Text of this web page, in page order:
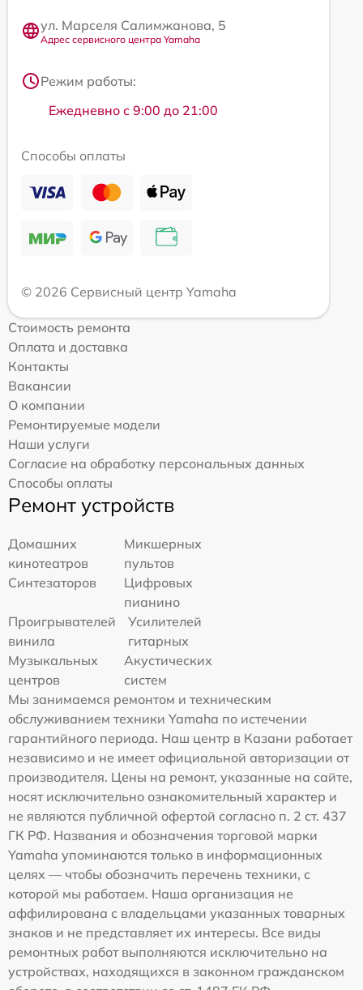
ул. Марселя Салимжанова, 5
Адрес сервисного центра Yamaha
Режим работы:
Ежедневно с 9:00 до 21:00
Способы оплаты
© 2026 Сервисный центр Yamaha
Стоимость ремонта
Оплата и доставка
Контакты
Вакансии
О компании
Ремонтируемые модели
Наши услуги
Согласие на обработку персональных данных
Способы оплаты
Ремонт устройств
Домашних
кинотеатров
Микшерных
пультов
Синтезаторов
Цифровых
пианино
Проигрывателей
винила
Усилителей
гитарных
Музыкальных
центров
Акустических
систем
Мы занимаемся ремонтом и техническим
обслуживанием техники Yamaha по истечении
гарантийного периода. Наш центр в Казани работает
независимо и не имеет официальной авторизации от
производителя. Цены на ремонт, указанные на сайте,
носят исключительно ознакомительный характер и
не являются публичной офертой согласно п. 2 ст. 437
ГК РФ. Названия и обозначения торговой марки
Yamaha упоминаются только в информационных
целях — чтобы обозначить перечень техники, с
которой мы работаем. Наша организация не
аффилирована с владельцами указанных товарных
знаков и не представляет их интересы. Все виды
ремонтных работ выполняются исключительно на
устройствах, находящихся в законном гражданском